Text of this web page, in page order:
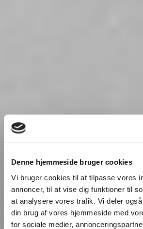
Denne hjemmeside bruger cookies
Vi bruger cookies til at tilpasse vores
annoncer, til at vise dig funktioner til
at analysere vores trafik. Vi deler
din brug af vores hjemmeside med
for sociale medier,